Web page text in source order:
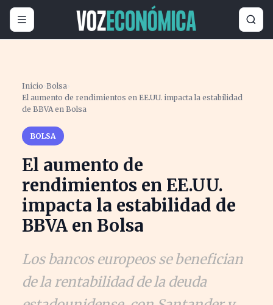
Inicio ›Bolsa›
El aumento de rendimientos en EE.UU. impacta la estabilidad
de BBVA en Bolsa
BOLSA
El aumento de
rendimientos en EE.UU.
impacta la estabilidad de
BBVA en Bolsa
Los bancos europeos se benefician
de la rentabilidad de la deuda